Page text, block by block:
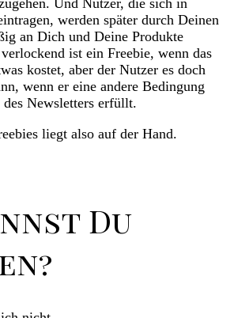
werden später durch Deinen
an Dich und Deine Produkte
ist ein Freebie, wenn das
kostet, aber der Nutzer es doch
wenn er eine andere Bedingung
Newsletters erfüllt.
liegt also auf der Hand.
Du